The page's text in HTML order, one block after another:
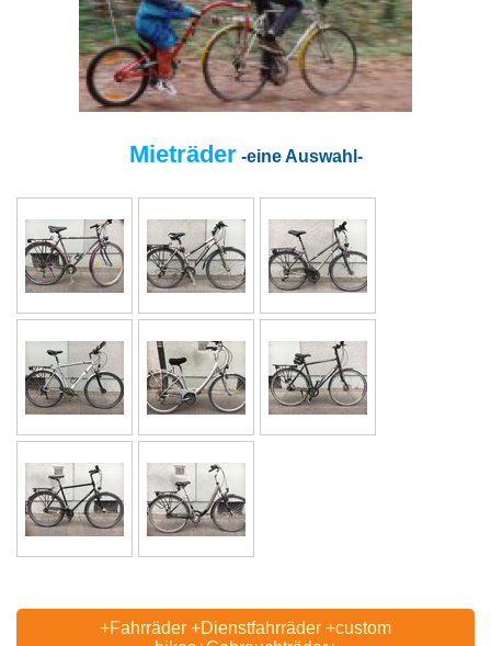
Mieträder -eine Auswahl -
+Fahrräder +Dienstfahrräder +custom